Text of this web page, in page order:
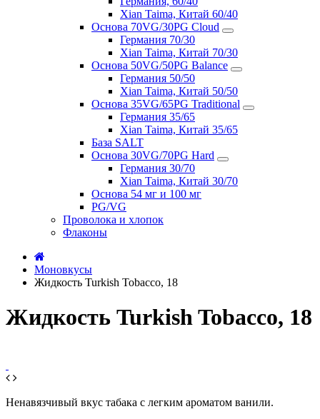
Xian Taima, Китай 60/40
Основа 70VG/30PG Cloud
Германия 70/30
Xian Taima, Китай 70/30
Основа 50VG/50PG Balance
Германия 50/50
Xian Taima, Китай 50/50
Основа 35VG/65PG Traditional
Германия 35/65
Xian Taima, Китай 35/65
База SALT
Основа 30VG/70PG Hard
Германия 30/70
Xian Taima, Китай 30/70
Основа 54 мг и 100 мг
PG/VG
Проволока и хлопок
Флаконы
Моновкусы
Жидкость Turkish Tobacco, 18
Жидкость Turkish Tobacco, 18
Ненавязчивый вкус табака с легким ароматом ванили.